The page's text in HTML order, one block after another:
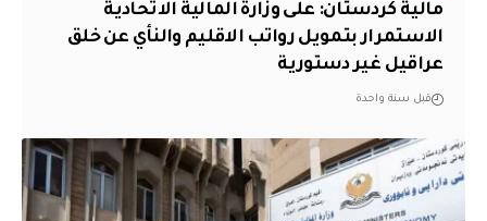
مالية كردستان: على وزارة المالية الاتحادية
الاستمرار بتمويل رواتب الاقليم والنأي عن خلق
عراقيل غير دستورية
قبل سنة واحدة